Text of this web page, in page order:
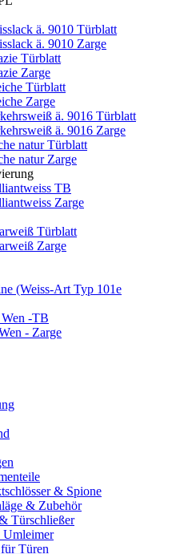
ä. 9010 Türblatt
ä. 9010 Zarge
Türblatt
Zarge
Türblatt
Zarge
ä. 9016 Türblatt
ä. 9016 Zarge
natur Türblatt
natur Zarge
TB
Zarge
Türblatt
Zarge
(Weiss-Art Typ 101e
-TB
- Zarge
& Spione
& Zubehör
Türschließer
Türen